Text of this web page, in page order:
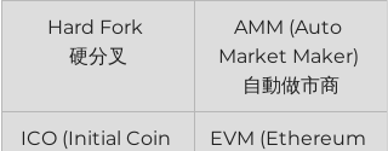
Hard Fork
硬分叉
AMM (Auto
Market Maker)
自動做市商
ICO (Initial Coin
EVM (Ethereum